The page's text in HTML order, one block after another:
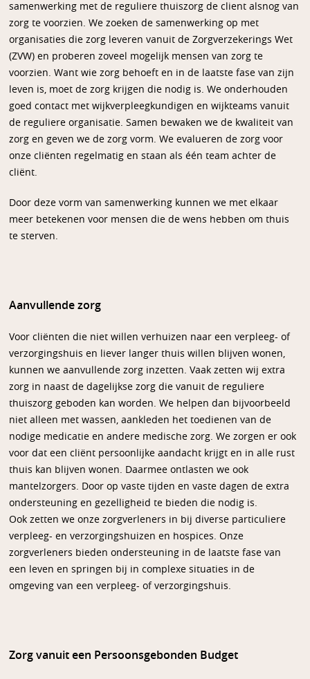
samenwerking met de reguliere thuiszorg de client alsnog van
zorg te voorzien. We zoeken de samenwerking op met
organisaties die zorg leveren vanuit de Zorgverzekerings Wet
(ZVW) en proberen zoveel mogelijk mensen van zorg te
voorzien. Want wie zorg behoeft en in de laatste fase van zijn
leven is, moet de zorg krijgen die nodig is. We onderhouden
goed contact met wijkverpleegkundigen en wijkteams vanuit
de reguliere organisatie. Samen bewaken we de kwaliteit van
zorg en geven we de zorg vorm. We evalueren de zorg voor
onze cliënten regelmatig en staan als één team achter de
cliënt.
Door deze vorm van samenwerking kunnen we met elkaar
meer betekenen voor mensen die de wens hebben om thuis
te sterven.
Aanvullende zorg
Voor cliënten die niet willen verhuizen naar een verpleeg- of
verzorgingshuis en liever langer thuis willen blijven wonen,
kunnen we aanvullende zorg inzetten. Vaak zetten wij extra
zorg in naast de dagelijkse zorg die vanuit de reguliere
thuiszorg geboden kan worden. We helpen dan bijvoorbeeld
niet alleen met wassen, aankleden het toedienen van de
nodige medicatie en andere medische zorg. We zorgen er ook
voor dat een cliënt persoonlijke aandacht krijgt en in alle rust
thuis kan blijven wonen. Daarmee ontlasten we ook
mantelzorgers. Door op vaste tijden en vaste dagen de extra
ondersteuning en gezelligheid te bieden die nodig is.
Ook zetten we onze zorgverleners in bij diverse particuliere
verpleeg- en verzorgingshuizen en hospices. Onze
zorgverleners bieden ondersteuning in de laatste fase van
een leven en springen bij in complexe situaties in de
omgeving van een verpleeg- of verzorgingshuis.
Zorg vanuit een Persoonsgebonden Budget